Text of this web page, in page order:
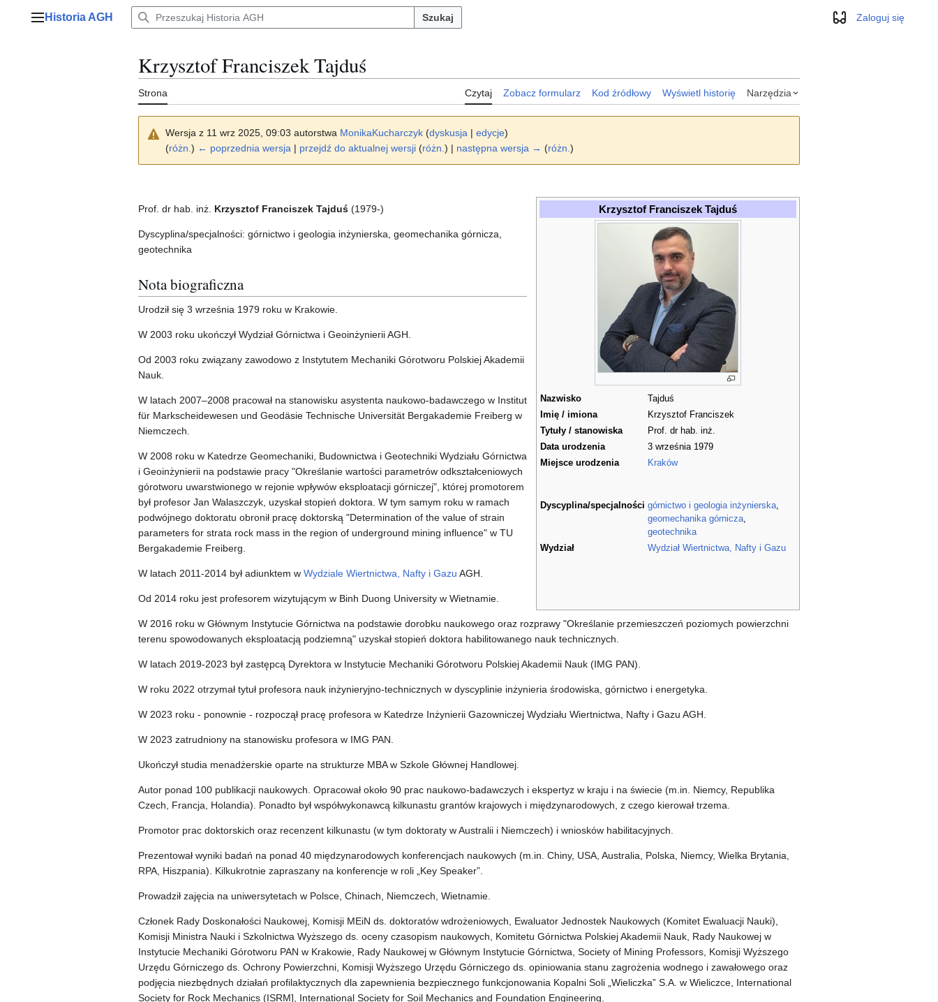
Menu główne
Historia AGH Szukaj WyglądZaloguj się
Krzysztof Franciszek Tajduś
Strona Czytaj Zobacz formularz Kod źródłowy Wyświetl historię Narzędzia
Wersja z 11 wrz 2025, 09:03 autorstwa MonikaKucharczyk (dyskusja | edycje)
(różn. ) ← poprzednia wersja | przejdź do aktualnej wersji (różn. ) | następna wersja → (różn. )
Krzysztof Franciszek Tajduś
Nazwisko
Tajduś
Imię / imiona
Krzysztof Franciszek
Tytuły / stanowiska
Prof. dr hab. inż.
Data urodzenia
3 września 1979
Miejsce urodzenia
Kraków
Dyscyplina/specjalności górnictwo i geologia inżynierska
geomechanika górnicza
geotechnika
Wydział
Wydział Wiertnictwa, Nafty i Gazu
Prof. dr hab. inż. Krzysztof Franciszek Tajduś (1979-)
Dyscyplina/specjalności: górnictwo i geologia inżynierska, geomechanika górnicza,
geotechnika
Nota biograficzna
Urodził się 3 września 1979 roku w Krakowie.
W 2003 roku ukończył Wydział Górnictwa i Geoinżynierii AGH.
Od 2003 roku związany zawodowo z Instytutem Mechaniki Górotworu Polskiej Akademii
Nauk.
W latach 2007–2008 pracował na stanowisku asystenta naukowo-badawczego w Institut
für Markscheidewesen und Geodäsie Technische Universität Bergakademie Freiberg w
Niemczech.
W 2008 roku w Katedrze Geomechaniki, Budownictwa i Geotechniki Wydziału Górnictwa
i Geoinżynierii na podstawie pracy "Określanie wartości parametrów odkształceniowych
górotworu uwarstwionego w rejonie wpływów eksploatacji górniczej", której promotorem
był profesor Jan Walaszczyk, uzyskał stopień doktora. W tym samym roku w ramach
podwójnego doktoratu obronił pracę doktorską "Determination of the value of strain
parameters for strata rock mass in the region of underground mining influence" w TU
Bergakademie Freiberg.
W latach 2011-2014 był adiunktem w Wydziale Wiertnictwa, Nafty i Gazu AGH.
Od 2014 roku jest profesorem wizytującym w Binh Duong University w Wietnamie.
W 2016 roku w Głównym Instytucie Górnictwa na podstawie dorobku naukowego oraz rozprawy "Określanie przemieszczeń poziomych powierzchni
terenu spowodowanych eksploatacją podziemną" uzyskał stopień doktora habilitowanego nauk technicznych.
W latach 2019-2023 był zastępcą Dyrektora w Instytucie Mechaniki Górotworu Polskiej Akademii Nauk (IMG PAN).
W roku 2022 otrzymał tytuł profesora nauk inżynieryjno-technicznych w dyscyplinie inżynieria środowiska, górnictwo i energetyka.
W 2023 roku - ponownie - rozpoczął pracę profesora w Katedrze Inżynierii Gazowniczej Wydziału Wiertnictwa, Nafty i Gazu AGH.
W 2023 zatrudniony na stanowisku profesora w IMG PAN.
Ukończył studia menadżerskie oparte na strukturze MBA w Szkole Głównej Handlowej.
Autor ponad 100 publikacji naukowych. Opracował około 90 prac naukowo-badawczych i ekspertyz w kraju i na świecie (m.in. Niemcy, Republika
Czech, Francja, Holandia). Ponadto był współwykonawcą kilkunastu grantów krajowych i międzynarodowych, z czego kierował trzema.
Promotor prac doktorskich oraz recenzent kilkunastu (w tym doktoraty w Australii i Niemczech) i wniosków habilitacyjnych.
Prezentował wyniki badań na ponad 40 międzynarodowych konferencjach naukowych (m.in. Chiny, USA, Australia, Polska, Niemcy, Wielka Brytania,
RPA, Hiszpania). Kilkukrotnie zapraszany na konferencje w roli „Key Speaker”.
Prowadził zajęcia na uniwersytetach w Polsce, Chinach, Niemczech, Wietnamie.
Członek Rady Doskonałości Naukowej, Komisji MEiN ds. doktoratów wdrożeniowych, Ewaluator Jednostek Naukowych (Komitet Ewaluacji Nauki),
Komisji Ministra Nauki i Szkolnictwa Wyższego ds. oceny czasopism naukowych, Komitetu Górnictwa Polskiej Akademii Nauk, Rady Naukowej w
Instytucie Mechaniki Górotworu PAN w Krakowie, Rady Naukowej w Głównym Instytucie Górnictwa, Society of Mining Professors, Komisji Wyższego
Urzędu Górniczego ds. Ochrony Powierzchni, Komisji Wyższego Urzędu Górniczego ds. opiniowania stanu zagrożenia wodnego i zawałowego oraz
podjęcia niezbędnych działań profilaktycznych dla zapewnienia bezpiecznego funkcjonowania Kopalni Soli „Wieliczka” S.A. w Wieliczce, International
Society for Rock Mechanics (ISRM], International Society for Soil Mechanics and Foundation Engineering.